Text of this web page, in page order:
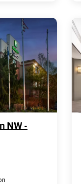
NW -